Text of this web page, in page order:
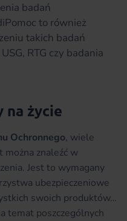
badań
to również
takich badań
RTG czy badania
na życie
Ochronnego, wiele
można znaleźć w
Jest to wymagany
ubezpieczeniowe
swoich produktów…
temat poszczególnych